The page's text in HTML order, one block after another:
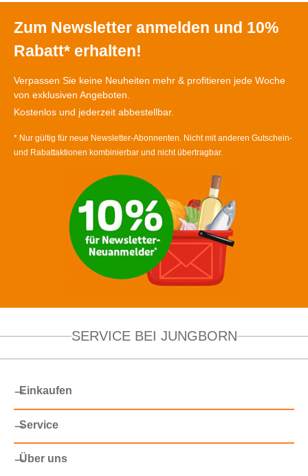
Zum Newsletter anmelden und 10%
Rabatt* erhalten!
Verpassen Sie keine Neuheiten mehr & profitieren jede Woche
von exklusiven Angeboten.
Kostenlos und jederzeit abbestellbar.
* Nur gültig für neue Newsletter-Abonnenten. Nicht mit anderen Gutschein-
und Rabattaktionen kombinierbar und nicht übertragbar.
SERVICE BEI JUNGBORN
Einkaufen
Service
Über uns